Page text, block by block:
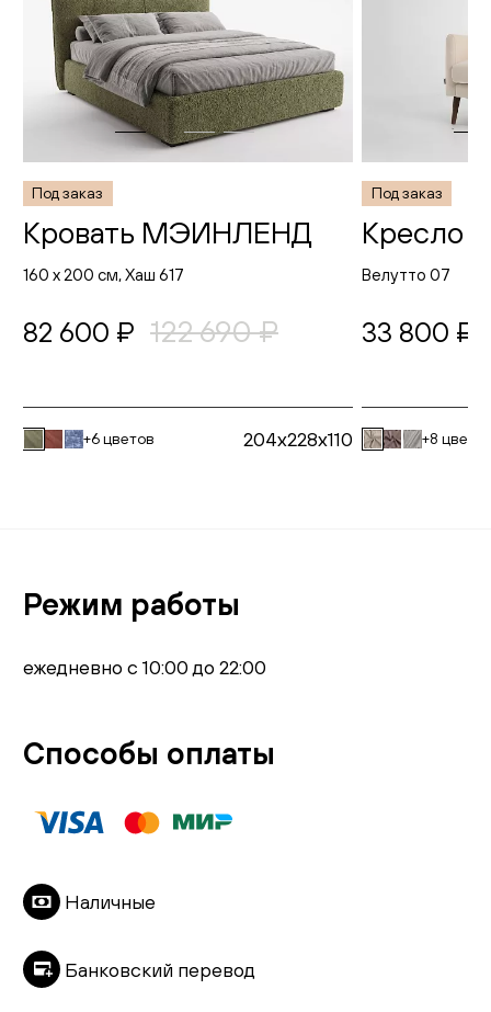
Кровать МЭИНЛЕНД
Под заказ
160 х 200 см, Хаш 617
82 600 ₽ 122 690 ₽
+6 цветов 204x228x110
Кресло
Под заказ
Велутто 07
33 800 ₽
+8
Режим работы
ежедневно с 10:00 до 22:00
Способы оплаты
Наличные
Банковский перевод